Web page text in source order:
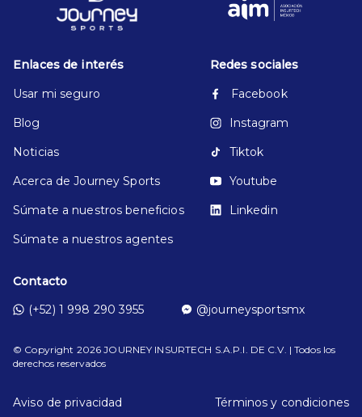
Enlaces de interés
Usar mi seguro
Blog
Noticias
Acerca de Journey Sports
Súmate a nuestros beneficios
Súmate a nuestros agentes
Redes sociales
Facebook
Instagram
Tiktok
Youtube
Linkedin
Contacto
(+52) 1 998 290 3955
@journeysportsmx
© Copyright 2026 JOURNEY INSURTECH S.A.P.I. DE C.V. | Todos los
derechos reservados
Aviso de privacidad Términos y condiciones